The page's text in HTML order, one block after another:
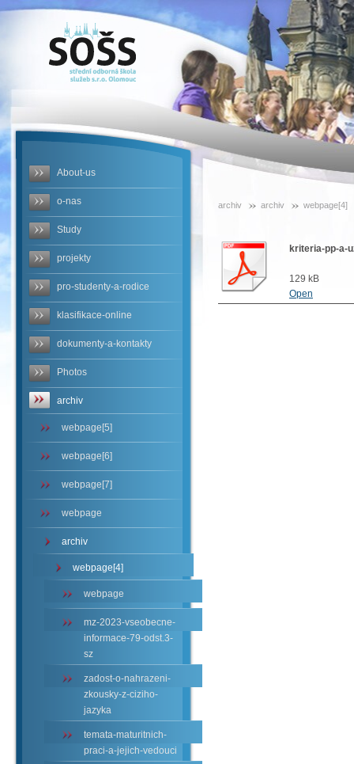
SOŠS -
kriteria-pp-
2023
About-us
o-nas
Study
projekty
pro-studenty-a-rodice
klasifikace-online
dokumenty-a-kontakty
Photos
archiv
webpage[5]
webpage[6]
webpage[7]
webpage
archiv
webpage[4]
webpage
mz-2023-vseobecne-
informace-79-odst.3-
sz
zadost-o-nahrazeni-
zkousky-z-ciziho-
jazyka
temata-maturitnich-
praci-a-jejich-vedouci
archiv archiv webpage[4]
kriteria-pp-a-
129 kB
Open